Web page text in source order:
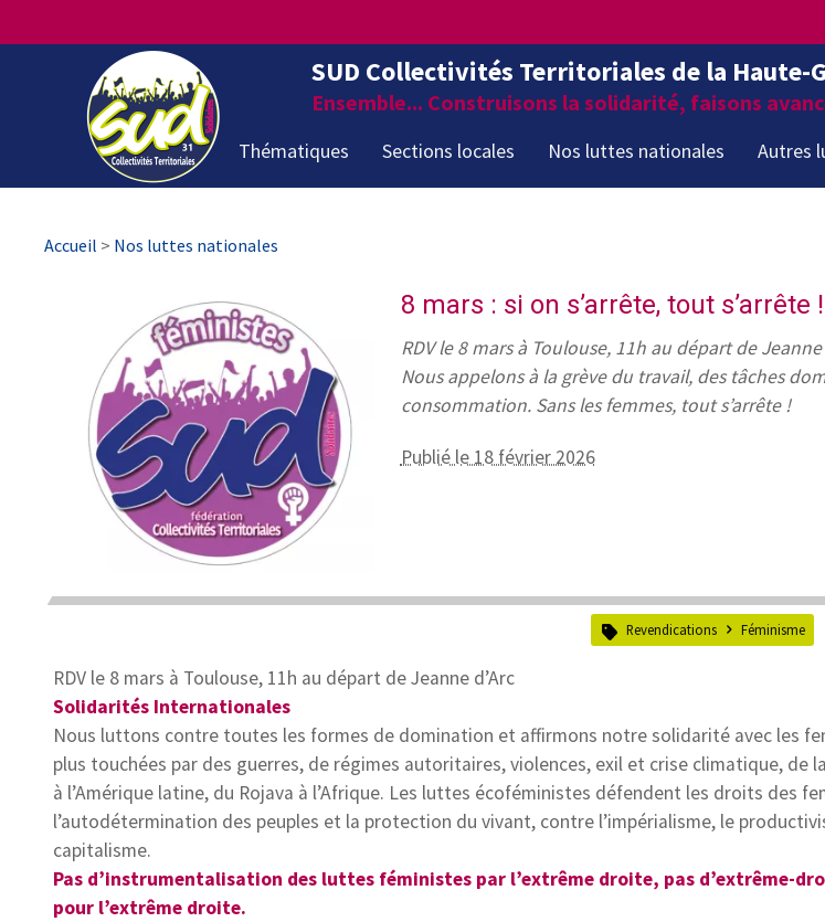
SUD Collectivités Territoriales de la Haute-
Ensemble... Construisons la solidarité, faisons
Thématiques Sections locales Nos luttes nationales Autres
Accueil > Nos luttes nationales
8 mars : si on s’arrête, tout s’arrête !
RDV le 8 mars à Toulouse, 11h au départ de Jeanne
Nous appelons à la grève du travail, des tâches
consommation. Sans les femmes, tout s’arrête !
Publié le 18 février 2026
Revendications Féminisme
RDV le 8 mars à Toulouse, 11h au départ de Jeanne d’Arc
Solidarités Internationales
Nous luttons contre toutes les formes de domination et affirmons notre solidarité avec les
plus touchées par des guerres, de régimes autoritaires, violences, exil et crise climatique, de la
à l’Amérique latine, du Rojava à l’Afrique. Les luttes écoféministes défendent les droits des
l’autodétermination des peuples et la protection du vivant, contre l’impérialisme, le
capitalisme.
Pas d’instrumentalisation des luttes féministes par l’extrême droite, pas d’extrême-
pour l’extrême droite.